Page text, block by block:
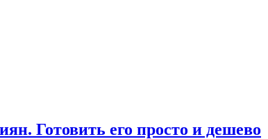
Готовить его просто и дешево